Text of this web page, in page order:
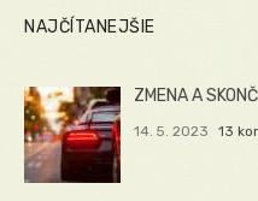
NAJČÍTANEJŠIE
ZMENA A
14. 5. 2023 13